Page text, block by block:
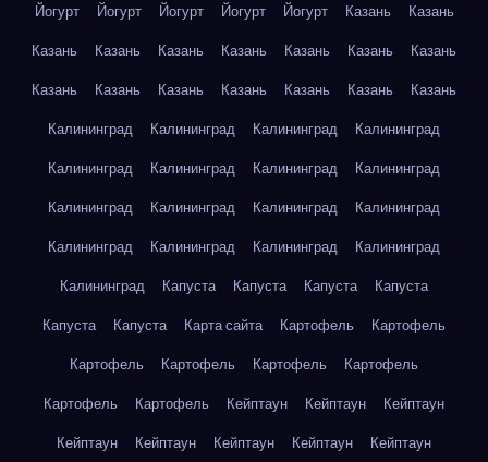
Йогурт
Йогурт Йогурт Йогурт Йогурт Казань
Казань
Казань
Казань Казань Казань Казань Казань
Казань
Казань
Казань Казань Казань Казань Казань
Казань
Калининград
Калининград Калининград
Калининград
Калининград
Калининград Калининград
Калининград
Калининград
Калининград Калининград
Калининград
Калининград
Калининград Калининград
Калининград
Калининград
Капуста Капуста Капуста
Капуста
Капуста
Капуста Карта сайта Картофель
Картофель
Картофель
Картофель Картофель
Картофель
Картофель
Картофель Кейптаун Кейптаун
Кейптаун
Кейптаун
Кейптаун Кейптаун Кейптаун
Кейптаун